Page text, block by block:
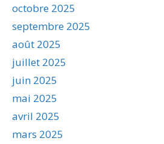
octobre 2025
septembre 2025
août 2025
juillet 2025
juin 2025
mai 2025
avril 2025
mars 2025